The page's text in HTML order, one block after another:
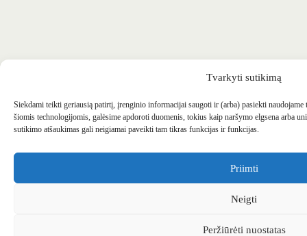
Tvarkyti sutikimą
Siekdami teikti geriausią patirtį, įrenginio informacijai saugoti ir (arba) pasiekti
šiomis technologijomis, galėsime apdoroti duomenis, tokius kaip naršymo elgsena arba
sutikimo atšaukimas gali neigiamai paveikti tam tikras funkcijas ir funkcijas.
Priimti
Neigti
Peržiūrėti nuostatas